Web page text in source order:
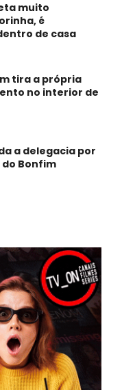
muito
é
de casa
tira a própria
no interior de
a delegacia por
Bonfim